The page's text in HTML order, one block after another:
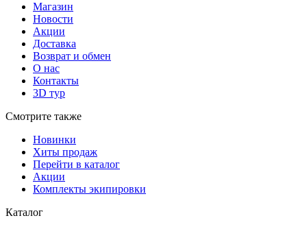
Магазин
Новости
Акции
Доставка
Возврат и обмен
О нас
Контакты
3D тур
Смотрите также
Новинки
Хиты продаж
Перейти в каталог
Акции
Комплекты экипировки
Каталог